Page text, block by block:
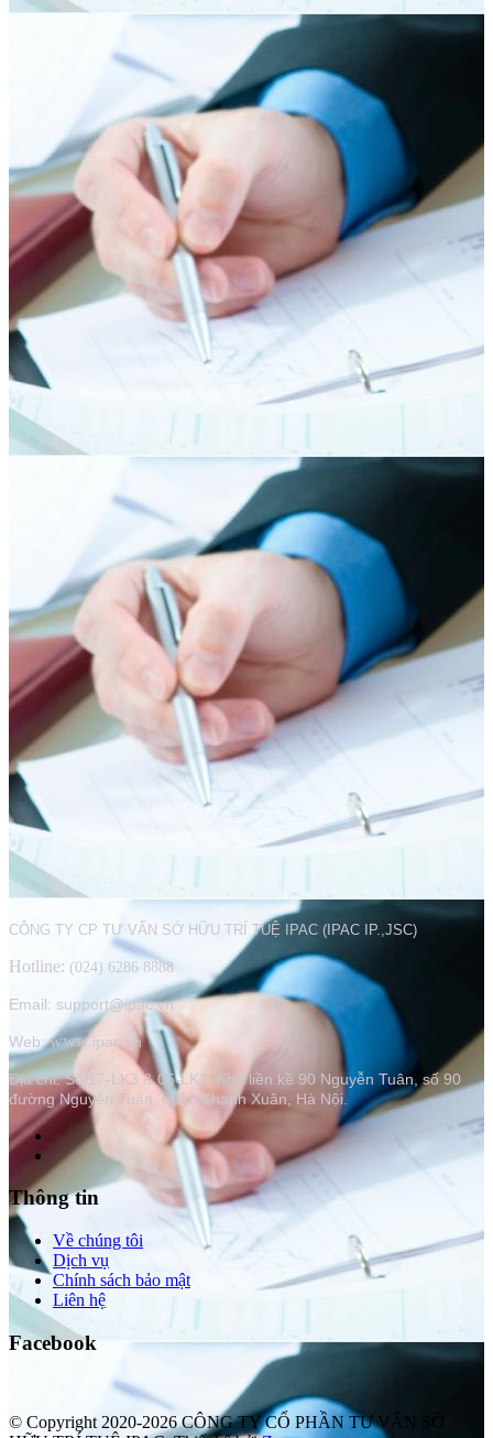
CÔNG TY CP TƯ VẤN SỞ HỮU TRÍ TUỆ IPAC (IPAC IP.,JSC)
Hotline: (024) 6286 8888
Email: support@ipac.vn
Web:www.ipac.vn
Địa chỉ:Số 17-LK3 & 05-LK2, Khu liền kề 90 Nguyễn Tuân, số 90
đường Nguyễn Tuân, quận Thanh Xuân, Hà Nội.
Thông tin
Về chúng tôi
Dịch vụ
Chính sách bảo mật
Liên hệ
Facebook
© Copyright 2020-2026 CÔNG TY CỔ PHẦN TƯ VẤN SỞ